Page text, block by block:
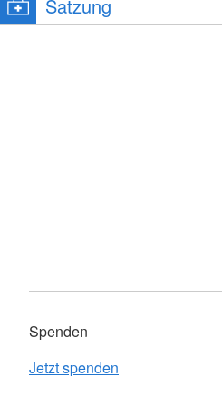
Satzung
Spenden
Jetzt spenden